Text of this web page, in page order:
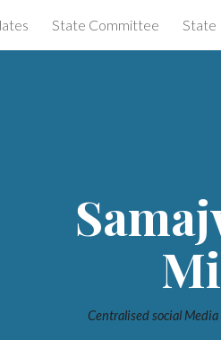
Skip to navigation
State Committee State
Centralised social